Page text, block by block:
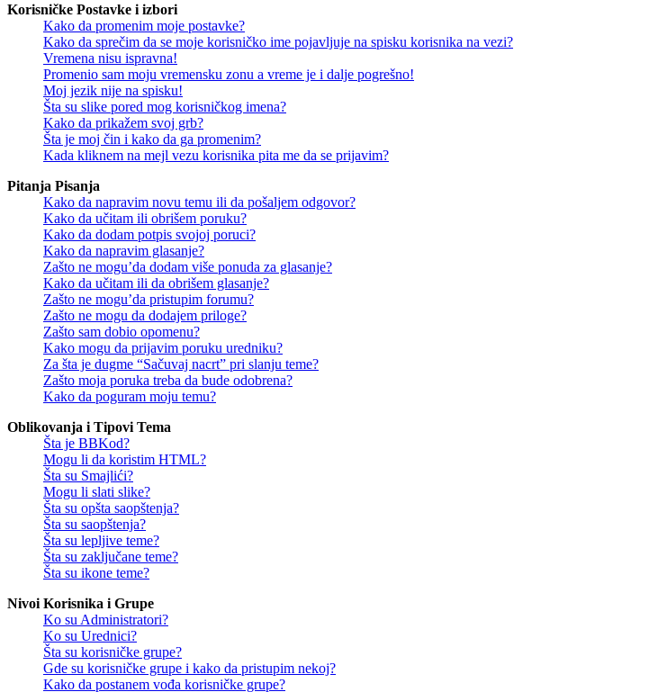
Korisničke Postavke i izbori
Kako da promenim moje postavke?
Kako da sprečim da se moje korisničko ime pojavljuje na spisku korisnika na vezi?
Vremena nisu ispravna!
Promenio sam moju vremensku zonu a vreme je i dalje pogrešno!
Moj jezik nije na spisku!
Šta su slike pored mog korisničkog imena?
Kako da prikažem svoj grb?
Šta je moj čin i kako da ga promenim?
Kada kliknem na mejl vezu korisnika pita me da se prijavim?
Pitanja Pisanja
Kako da napravim novu temu ili da pošaljem odgovor?
Kako da učitam ili obrišem poruku?
Kako da dodam potpis svojoj poruci?
Kako da napravim glasanje?
Zašto ne mogu’da dodam više ponuda za glasanje?
Kako da učitam ili da obrišem glasanje?
Zašto ne mogu’da pristupim forumu?
Zašto ne mogu da dodajem priloge?
Zašto sam dobio opomenu?
Kako mogu da prijavim poruku uredniku?
Za šta je dugme “Sačuvaj nacrt” pri slanju teme?
Zašto moja poruka treba da bude odobrena?
Kako da poguram moju temu?
Oblikovanja i Tipovi Tema
Šta je BBKod?
Mogu li da koristim HTML?
Šta su Smajlići?
Mogu li slati slike?
Šta su opšta saopštenja?
Šta su saopštenja?
Šta su lepljive teme?
Šta su zaključane teme?
Šta su ikone teme?
Nivoi Korisnika i Grupe
Ko su Administratori?
Ko su Urednici?
Šta su korisničke grupe?
Gde su korisničke grupe i kako da pristupim nekoj?
Kako da postanem vođa korisničke grupe?